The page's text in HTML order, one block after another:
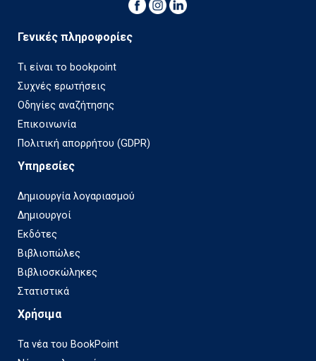
Γενικές πληροφορίες
Τι είναι το bookpoint
Συχνές ερωτήσεις
Οδηγίες αναζήτησης
Επικοινωνία
Πολιτική απορρήτου (GDPR)
Υπηρεσίες
Δημιουργία λογαριασμού
Δημιουργοί
Εκδότες
Βιβλιοπώλες
Βιβλιοσκώληκες
Στατιστικά
Χρήσιμα
Τα νέα του BookPoint